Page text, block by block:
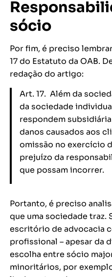
sócio
Por fim, é preciso
17 do Estatuto da OAB.
redação do artigo:
Art. 17. Além da
da sociedade
respondem
danos causados aos
omissão no exercício
prejuízo da
que possam incorrer.
Portanto, é preciso
que uma sociedade traz.
escritório de advocacia
profissional – apesar da
escolha entre sócio
minoritários, por